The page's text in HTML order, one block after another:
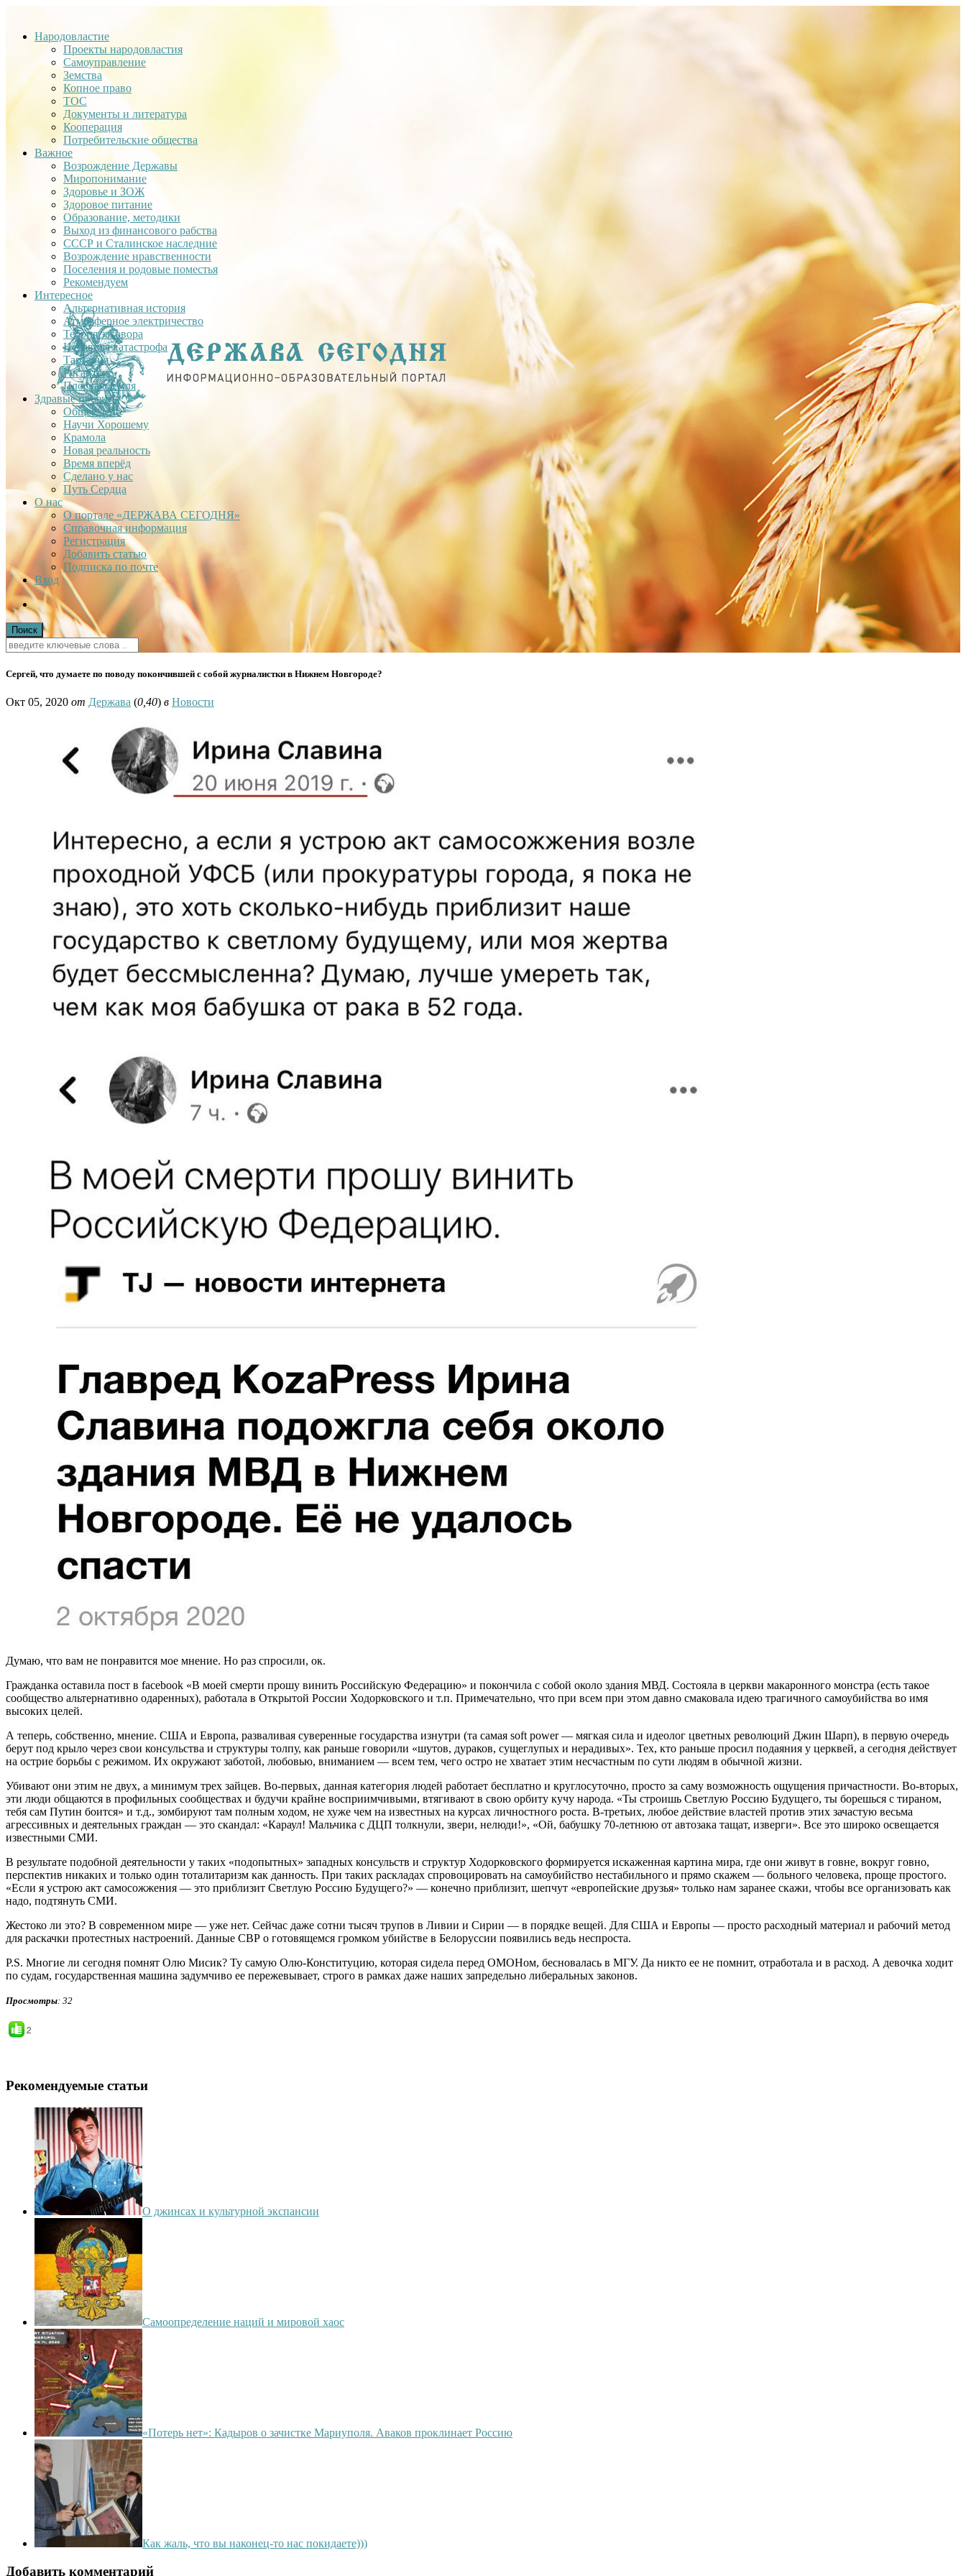
Народовластие
Проекты народовластия
Самоуправление
Земства
Копное право
ТОС
Документы и литература
Кооперация
Потребительские общества
Важное
Возрождение Державы
Миропонимание
Здоровье и ЗОЖ
Здоровое питание
Образование, методики
Выход из финансового рабства
СССР и Сталинское наследние
Возрождение нравственности
Поселения и родовые поместья
Рекомендуем
Интересное
Альтернативная история
Атмосферное электричество
Теория заговора
Недавняя катастрофа
Тартария
Гиганты
Плоская Земля
Здравые проекты
Общее дело
Научи Хорошему
Крамола
Новая реальность
Время вперёд
Сделано у нас
Путь Сердца
О нас
О портале «ДЕРЖАВА СЕГОДНЯ»
Справочная информация
Регистрация
Добавить статью
Подписка по почте
Вход
Сергей, что думаете по поводу покончившей с собой журналистки в Нижнем Новгороде?
Окт 05, 2020 от Держава (0,40) в Новости
Думаю, что вам не понравится мое мнение. Но раз спросили, ок.
Гражданка оставила пост в facebook «В моей смерти прошу винить Российскую Федерацию» и покончила с собой около здания МВД. Состояла в церкви макаронного монстра (есть такое
сообщество альтернативно одаренных), работала в Открытой России Ходорковского и т.п. Примечательно, что при всем при этом давно смаковала идею трагичного самоубийства во имя
высоких целей.
А теперь, собственно, мнение. США и Европа, разваливая суверенные государства изнутри (та самая soft power — мягкая сила и идеолог цветных революций Джин Шарп), в первую очередь
берут под крыло через свои консульства и структуры толпу, как раньше говорили «шутов, дураков, сущеглупых и нерадивых». Тех, кто раньше просил подаяния у церквей, а сегодня действует
на острие борьбы с режимом. Их окружают заботой, любовью, вниманием — всем тем, чего остро не хватает этим несчастным по сути людям в обычной жизни.
Убивают они этим не двух, а минимум трех зайцев. Во-первых, данная категория людей работает бесплатно и круглосуточно, просто за саму возможность ощущения причастности. Во-вторых,
эти люди общаются в профильных сообществах и будучи крайне восприимчивыми, втягивают в свою орбиту кучу народа. «Ты строишь Светлую Россию Будущего, ты борешься с тираном,
тебя сам Путин боится» и т.д., зомбируют там полным ходом, не хуже чем на известных на курсах личностного роста. В-третьих, любое действие властей против этих зачастую весьма
агрессивных и деятельных граждан — это скандал: «Караул! Мальчика с ДЦП толкнули, звери, нелюди!», «Ой, бабушку 70-летнюю от автозака тащат, изверги». Все это широко освещается
известными СМИ.
В результате подобной деятельности у таких «подопытных» западных консульств и структур Ходорковского формируется искаженная картина мира, где они живут в говне, вокруг говно,
перспектив никаких и только один тоталитаризм как данность. При таких раскладах спровоцировать на самоубийство нестабильного и прямо скажем — больного человека, проще простого.
«Если я устрою акт самосожжения — это приблизит Светлую Россию Будущего?» — конечно приблизит, шепчут «европейские друзья» только нам заранее скажи, чтобы все организовать как
надо, подтянуть СМИ.
Жестоко ли это? В современном мире — уже нет. Сейчас даже сотни тысяч трупов в Ливии и Сирии — в порядке вещей. Для США и Европы — просто расходный материал и рабочий метод
для раскачки протестных настроений. Данные СВР о готовящемся громком убийстве в Белоруссии появились ведь неспроста.
P.S. Многие ли сегодня помнят Олю Мисик? Ту самую Олю-Конституцию, которая сидела перед ОМОНом, бесновалась в МГУ. Да никто ее не помнит, отработала и в расход. А девочка ходит
по судам, государственная машина задумчиво ее пережевывает, строго в рамках даже наших запредельно либеральных законов.
Просмотры: 32
2
Рекомендуемые статьи
О джинсах и культурной экспансии
Самоопределение наций и мировой хаос
«Потерь нет»: Кадыров о зачистке Мариуполя. Аваков проклинает Россию
Как жаль, что вы наконец-то нас покидаете)))
Добавить комментарий